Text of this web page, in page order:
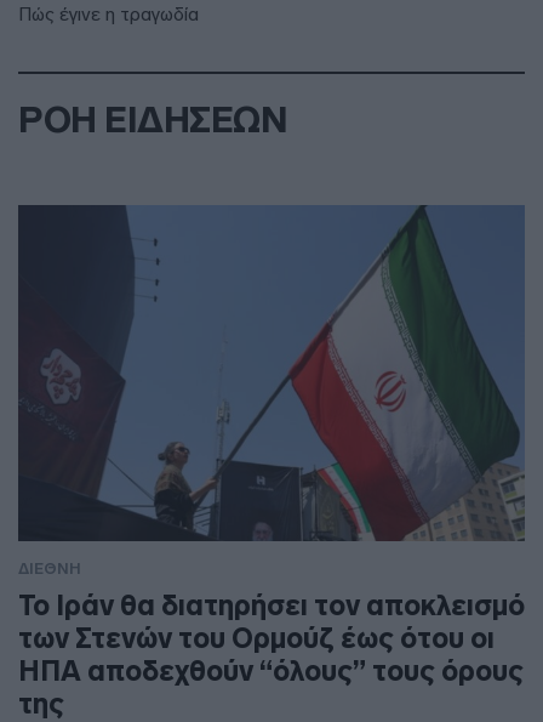
Πώς έγινε η τραγωδία
ΡΟΗ ΕΙΔΗΣΕΩΝ
ΔΙΕΘΝΗ
To Ιράν θα διατηρήσει τον αποκλεισμό
των Στενών του Ορμούζ έως ότου οι
ΗΠΑ αποδεχθούν “όλους” τους όρους
της